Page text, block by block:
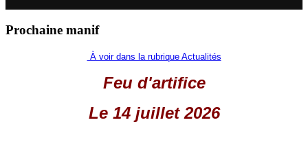
Prochaine manif
À voir dans la rubrique Actualités
Feu d'artifice
Le 14 juillet 2026